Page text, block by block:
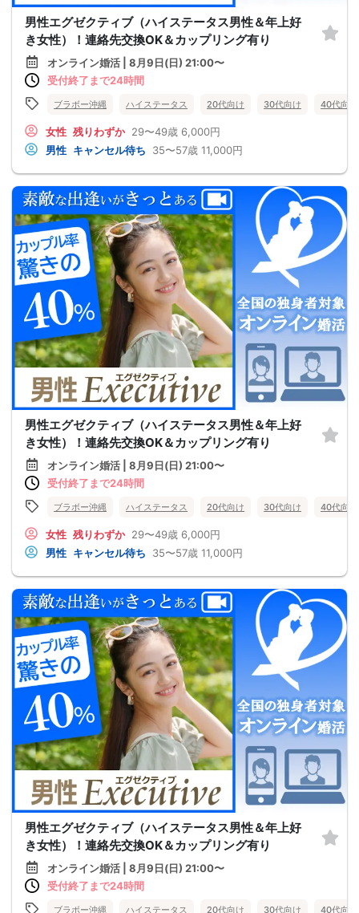
男性エグゼクティブ（ハイステータス男性＆年上好
き女性）！連絡先交換OK＆カップリング有り
オンライン婚活 | 8月9日(日) 21:00〜
受付終了まで24時間
ブラボー沖縄 ハイステータス 20代向け 30代向け 40代向け
女性 残りわずか 29〜49歳 6,000円
男性 キャンセル待ち 35〜57歳 11,000円
男性エグゼクティブ（ハイステータス男性＆年上好
き女性）！連絡先交換OK＆カップリング有り
オンライン婚活 | 8月9日(日) 21:00〜
受付終了まで24時間
ブラボー沖縄 ハイステータス 20代向け 30代向け 40代向け
女性 残りわずか 29〜49歳 6,000円
男性 キャンセル待ち 35〜57歳 11,000円
男性エグゼクティブ（ハイステータス男性＆年上好
き女性）！連絡先交換OK＆カップリング有り
オンライン婚活 | 8月9日(日) 21:00〜
受付終了まで24時間
ブラボー沖縄 ハイステータス 20代向け 30代向け 40代向け